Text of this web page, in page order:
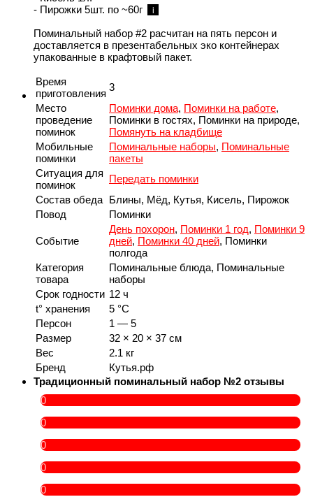
- Пирожки 5шт. по ~60г
i
Поминальный набор #2 расчитан на пять персон и
доставляется в презентабельных эко контейнерах
упакованные в крафтовый пакет.
Время
приготовления
3
Место
проведение
поминок
Поминки дома, Поминки на работе,
Поминки в гостях, Поминки на природе,
Помянуть на кладбище
Мобильные
поминки
Поминальные наборы, Поминальные
пакеты
Ситуация для
поминок
Передать поминки
Состав обеда Блины, Мёд, Кутья, Кисель, Пирожок
Повод
Поминки
Событие
День похорон, Поминки 1 год, Поминки 9
дней, Поминки 40 дней, Поминки
полгода
Категория
товара
Поминальные блюда, Поминальные
наборы
Срок годности 12 ч
t° хранения
5 °C
Персон
1 — 5
Размер
32 × 20 × 37 см
Вес
2.1 кг
Бренд
Кутья.рф
Традиционный поминальный набор №2 отзывы
0
0
0
0
0